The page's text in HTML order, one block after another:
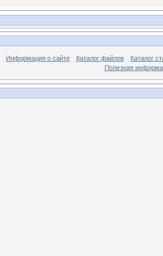
Информация о сайте Каталог файлов
Каталог
Полезная